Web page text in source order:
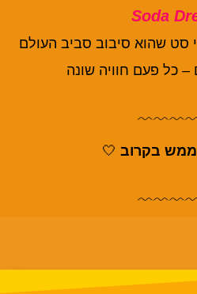
Soda
סט שהוא סיבוב סביב העולם
כל פעם חוויה שונה
בקרוב 🤍